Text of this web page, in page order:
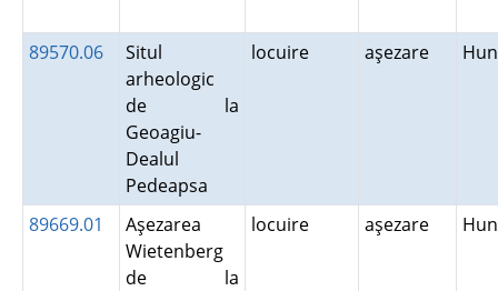
89570.06
Situl
arheologic
de la
Geoagiu-
Dealul
Pedeapsa
locuire aşezare
89669.01
Aşezarea
Wietenberg
de la
locuire aşezare